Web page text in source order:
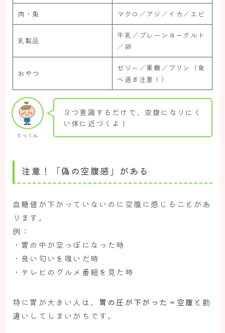
肉・魚 マグロ／アジ／イカ／エビ
乳製品
牛乳／プレーンヨーグルト
／卵
おやつ
ゼリー／果糖／プリン（食
べ過ぎ注意！）
てっくん
３つ意識するだけで、空腹になりにく
い体に近づくよ！
注意！「偽の空腹感」がある
血糖値が下がっていないのに空腹に感じることがあ
ります。
例：
・胃の中が空っぽになった時
・良い匂いを嗅いだ時
・テレビのグルメ番組を見た時
特に胃が大きい人は、 胃の圧が下がった＝空腹 と勘
違いしてしまいがちです。